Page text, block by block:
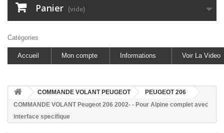
Panier (vide)
Catégories
Accueil Mon compte Informations Voir La Video
COMMANDE VOLANT PEUGEOT
PEUGEOT 206
COMMANDE VOLANT Peugeot 206 2002- - Pour Alpine complet avec
interface specifique